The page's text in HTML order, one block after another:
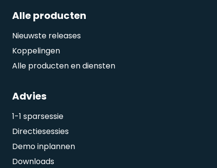
Alle producten
Nieuwste releases
Koppelingen
Alle producten en diensten
Advies
1-1 sparsessie
Directiesessies
Demo inplannen
Downloads